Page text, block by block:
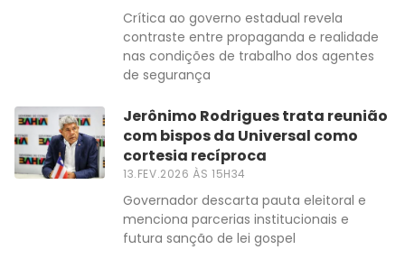
Crítica ao governo estadual revela
contraste entre propaganda e realidade
nas condições de trabalho dos agentes
de segurança
Jerônimo Rodrigues trata reunião
com bispos da Universal como
cortesia recíproca
13.FEV.2026 ÀS 15H34
Governador descarta pauta eleitoral e
menciona parcerias institucionais e
futura sanção de lei gospel